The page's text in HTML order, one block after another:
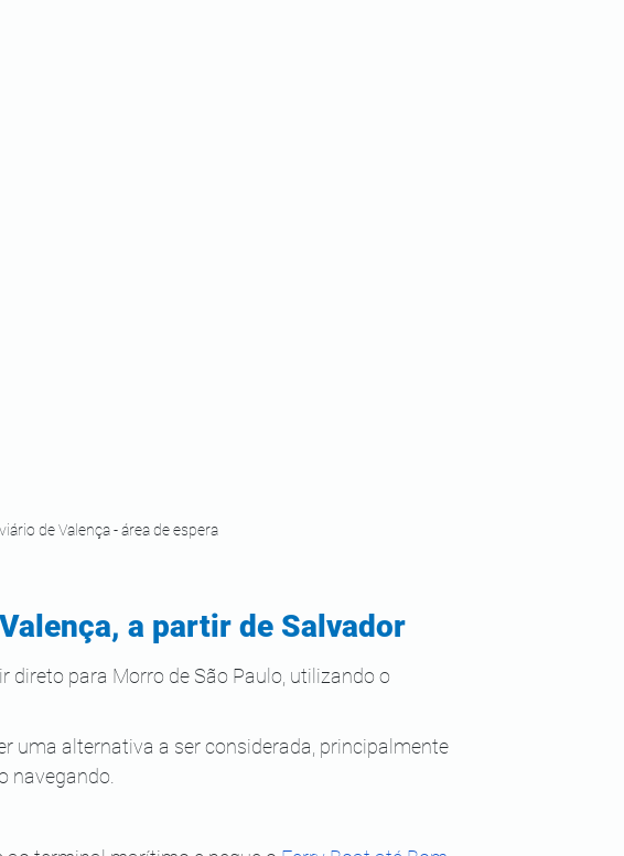
de Valença - área de espera
a partir de Salvador
direto para Morro de São Paulo, utilizando o
uma alternativa a ser considerada, principalmente
navegando.